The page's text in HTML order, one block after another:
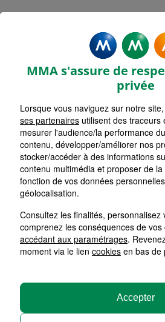
Assurance Centre-Val de Loire
MMA s'assure de
privée
Lorsque vous naviguez sur notre
ses partenaires utilisent des traceurs
mesurer l'audience/la performance
contenu, développer/améliorer nos
stocker/accéder à des informations
contenu multimédia et proposer de
fonction de vos données
géolocalisation.
Consultez les finalités, personnalisez
comprenez les conséquences de vos
accédant aux paramétrages.
moment via le lien cookies en bas de
Accepter